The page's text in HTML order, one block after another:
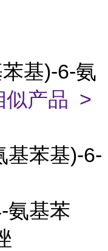
基)-6-氨
似产品 >
基苯基)-6-
氨基苯